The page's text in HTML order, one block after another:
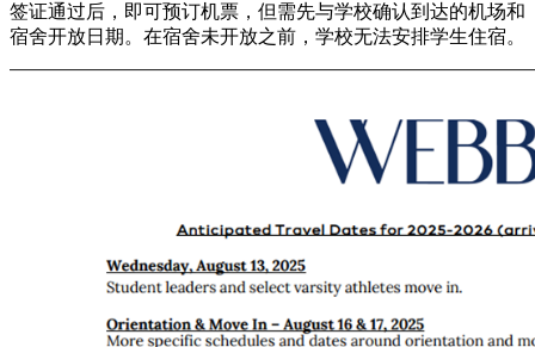
签证通过后，即可预订机票，但需先与学校确认到达的机场和
宿舍开放日期。在宿舍未开放之前，学校无法安排学生住宿。